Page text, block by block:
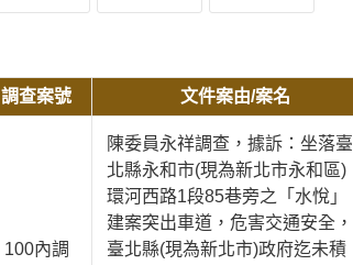
調查案號 文件案由/案名
100內調
陳委員永祥調查，據訴：坐落臺
北縣永和市(現為新北市永和區)
環河西路1段85巷旁之「水悅」
建案突出車道，危害交通安全，
臺北縣(現為新北市)政府迄未積